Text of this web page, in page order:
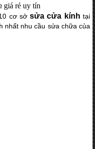
giá rẻ uy tín
cơ sởsửa cửa kínhtại
nhất nhu cầu sửa chữa của